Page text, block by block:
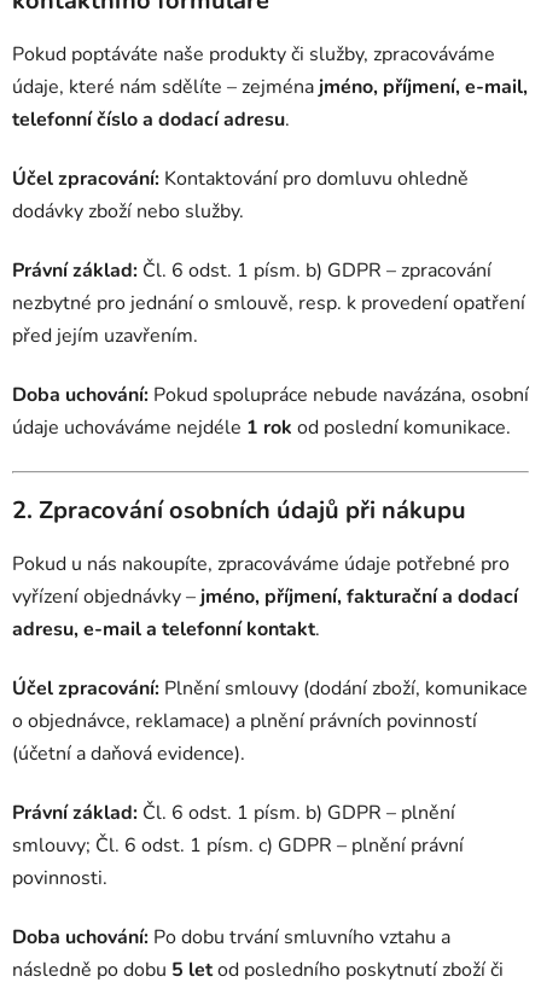
Pokud poptáváte naše produkty či služby, zpracováváme
údaje, které nám sdělíte – zejménajméno, příjmení, e-mail,
telefonní číslo a dodací adresu.
Účel zpracování: Kontaktování pro domluvu ohledně
dodávky zboží nebo služby.
Právní základ: Čl. 6 odst. 1 písm. b) GDPR – zpracování
nezbytné pro jednání o smlouvě, resp. k provedení opatření
před jejím uzavřením.
Doba uchování: Pokud spolupráce nebude navázána, osobní
údaje uchováváme nejdéle 1 rok od poslední komunikace.
2. Zpracování osobních údajů při nákupu
Pokud u nás nakoupíte, zpracováváme údaje potřebné pro
vyřízení objednávky –jméno, příjmení, fakturační a dodací
adresu, e-mail a telefonní kontakt.
Účel zpracování: Plnění smlouvy (dodání zboží, komunikace
o objednávce, reklamace) a plnění právních povinností
(účetní a daňová evidence).
Právní základ: Čl. 6 odst. 1 písm. b) GDPR – plnění
smlouvy; Čl. 6 odst. 1 písm. c) GDPR – plnění právní
povinnosti.
Doba uchování: Po dobu trvání smluvního vztahu a
následně po dobu 5 letod posledního poskytnutí zboží či